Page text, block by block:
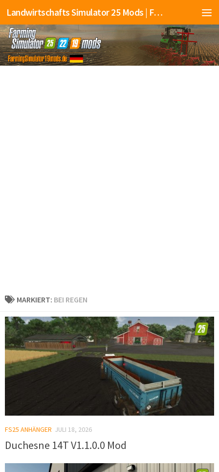
Landwirtschafts Simulator 25 Mods | Farming Simulator 25 Mods | FS25 Mods
MARKIERT: BEI REGEN
FS25 ANHÄNGER JULI 18, 2026
Duchesne 14T V1.1.0.0 Mod